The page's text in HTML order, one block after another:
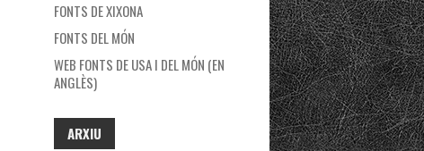
FONTS DE XIXONA
FONTS DEL MÓN
WEB FONTS DE USA I DEL MÓN (EN
ANGLÈS)
ARXIU
ARXIU